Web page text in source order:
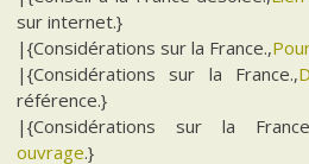
sur internet.}
|{Considérations sur la France.,
|{Considérations sur la France.,
référence.}
|{Considérations sur la
ouvrage.}